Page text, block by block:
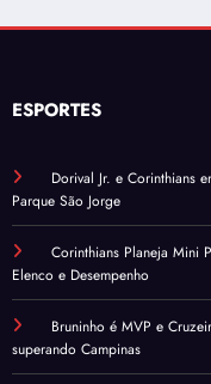
ESPORTES
Dorival Jr. e Corinthians
Parque São Jorge
Corinthians Planeja Mini
Elenco e Desempenho
Bruninho é MVP e
superando Campinas